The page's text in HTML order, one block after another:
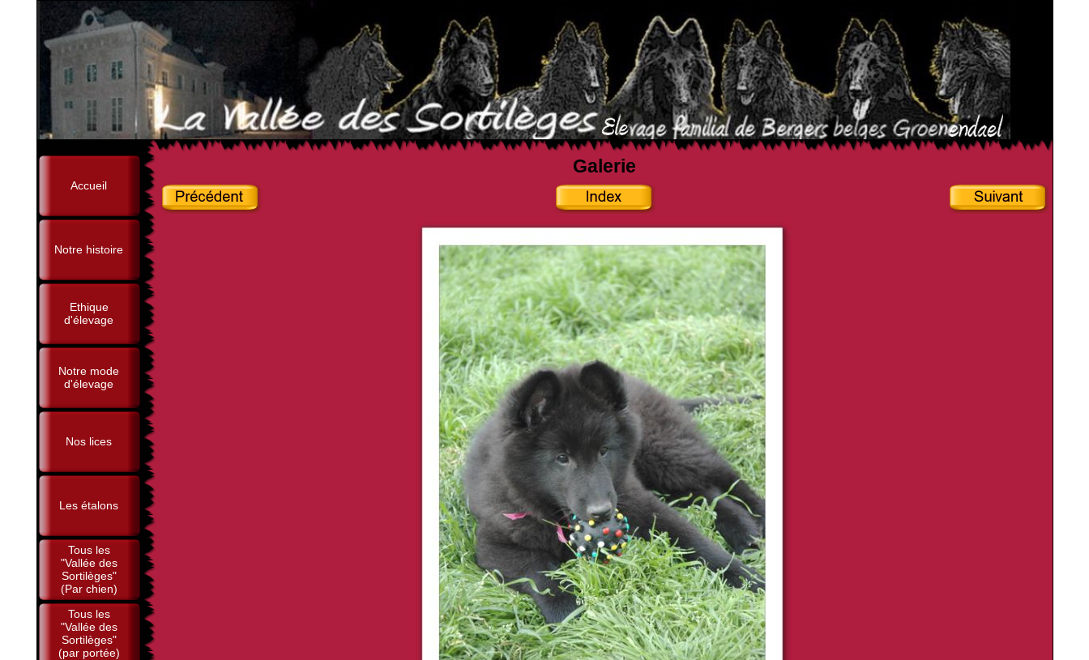
Accueil
Notre histoire
Ethique
d'élevage
Notre mode
d'élevage
Nos lices
Les étalons
Tous les
"Vallée des
Sortilèges"
(Par chien)
Tous les
"Vallée des
Sortilèges"
(par portée)
Galerie